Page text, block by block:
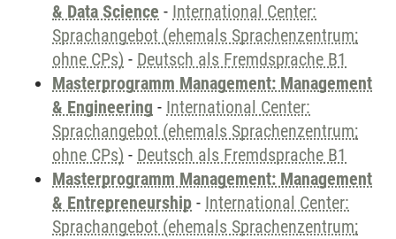
& Data Science - International Center:
Sprachangebot (ehemals Sprachenzentrum;
ohne CPs) - Deutsch als Fremdsprache B1
Masterprogramm Management: Management
& Engineering - International Center:
Sprachangebot (ehemals Sprachenzentrum;
ohne CPs) - Deutsch als Fremdsprache B1
Masterprogramm Management: Management
& Entrepreneurship - International Center:
Sprachangebot (ehemals Sprachenzentrum;